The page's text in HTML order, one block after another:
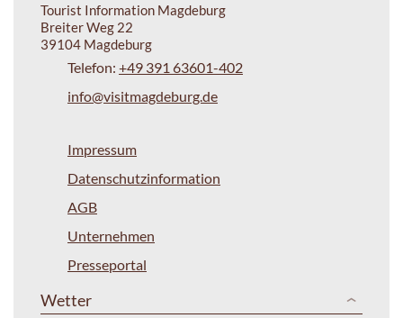
Tourist Information Magdeburg
Breiter Weg 22
39104 Magdeburg
Telefon: +49 391 63601-402
info@visitmagdeburg.de
Impressum
Datenschutzinformation
AGB
Unternehmen
Presseportal
Wetter